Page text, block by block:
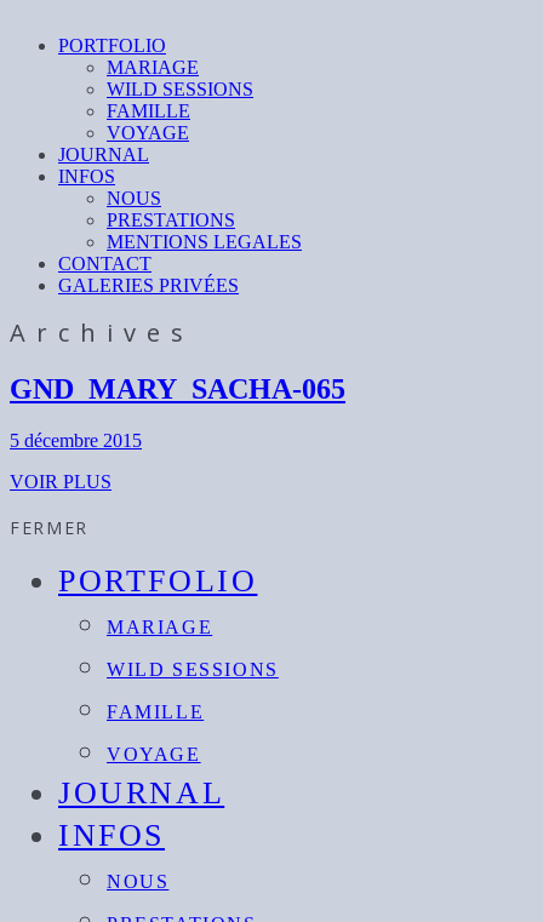
PORTFOLIO
MARIAGE
WILD SESSIONS
FAMILLE
VOYAGE
JOURNAL
INFOS
NOUS
PRESTATIONS
MENTIONS LEGALES
CONTACT
GALERIES PRIVÉES
Archives
GND_MARY_SACHA-065
5 décembre 2015
VOIR PLUS
FERMER
PORTFOLIO
MARIAGE
WILD SESSIONS
FAMILLE
VOYAGE
JOURNAL
INFOS
NOUS